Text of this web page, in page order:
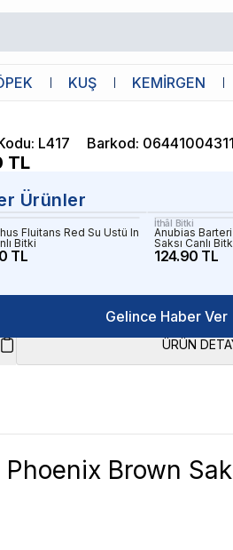
KUŞ KEMİRGEN
Brownie Phoenix
: L417 Barkod:
TL
Ürünler
Fluitans Red Su Üstü In
Bitki
TL
İthâl Bitki
Anubias
Saksı Canlı
124.90 TL
Gelince Haber Ver
ÜRÜN
Brown